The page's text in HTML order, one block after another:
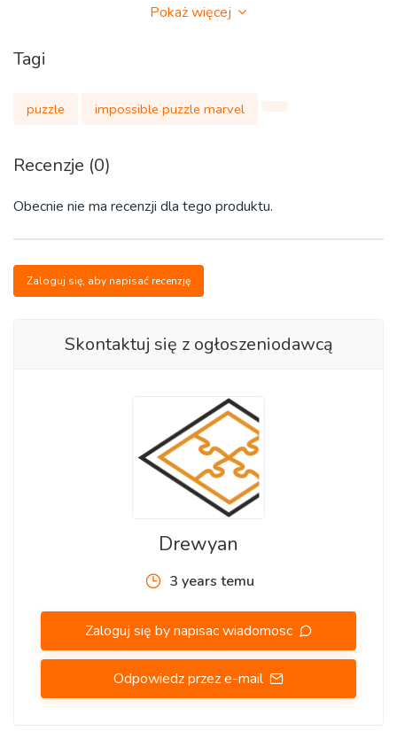
Te puzzle ze zwierzętami można układać z dziećmi, rodziną
myślenie, ale także łagodzi stres związany z pracą, a także
Najwyższej jakości drewniane puzzle pomogą Ci urozmaicić
obraz.
Eco Drewniane Puzzle to nie tylko najwyższej jakości
unikalny kształt, ponieważ są zaprojektowane ręcznie, dzięki
czemu każdy element jest wyjątkowy, również dzięki
precyzyjnemu cięciu laserowemu i pięknemu nadrukowi na
środowisku. Każdy drewniany element układanki ma swój
więcej, dodają radości i złożoności procesowi układanki.
Układanka zapakowana jest w wyjątkowe eko pudełko
premium, również zaprojektowane ręcznie.
Mogą przynieść wielką korzyści Tobie i Twoim dzieciom.
Materiał: Drewno
Waga: do 0.300 kg
Ilość elementów w zestawie: 141szt. W tym 19 zwierząt.
Pokaż więcej
Tagi
puzzle impossible puzzle marvel
Recenzje (0)
Obecnie nie ma recenzji dla tego produktu.
Zaloguj się, aby napisać recenzję
Skontaktuj się z ogłoszeniodawcą
Drewyan
3 years temu
Zaloguj się by napisac wiadomosc
Odpowiedz przez e-mail